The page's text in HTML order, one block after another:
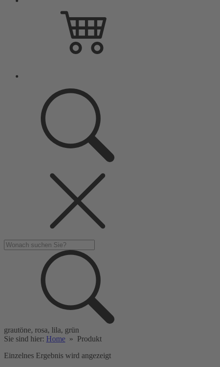
grautöne, rosa, lila, grün
Sie sind hier: Home » Produkt
Einzelnes Ergebnis wird angezeigt